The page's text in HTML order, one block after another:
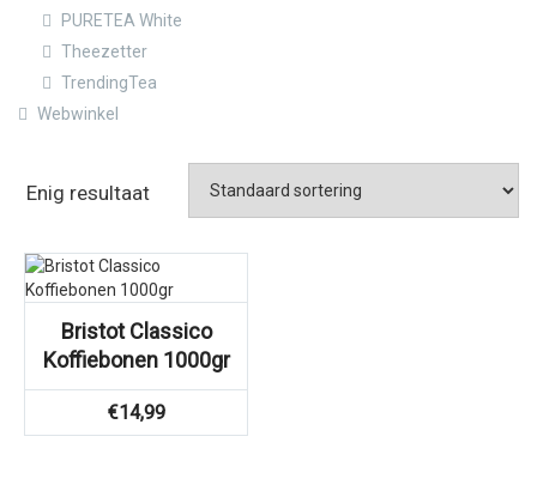
PURETEA White
Theezetter
TrendingTea
Webwinkel
Enig resultaat
Bristot Classico
Koffiebonen 1000gr
€14,99